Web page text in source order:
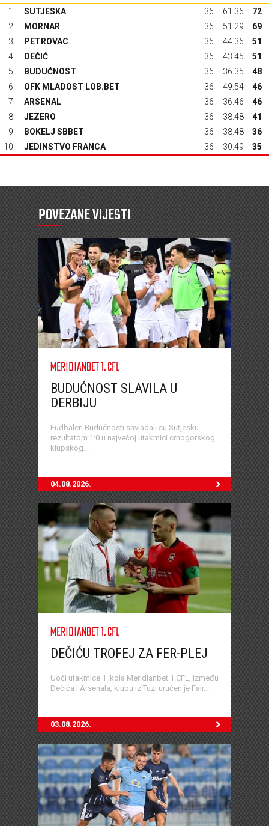
1. SUTJESKA 36 61:36
72
2.
MORNAR 36 51:29
69
3.
PETROVAC 36 44:36
51
4.
DEČIĆ 36 43:45
51
5.
BUDUĆNOST 36 36:35
48
6.
OFK MLADOST LOB.BET 36 49:54
46
7.
ARSENAL 36 36:46
46
8.
JEZERO 36 38:48
41
9.
BOKELJ SBBET 36 38:48
36
10.
JEDINSTVO FRANCA 36 30:49 35
POVEZANE VIJESTI
MERIDIANBET 1. CFL
BUDUĆNOST SLAVILA U
DERBIJU
Fudbaleri Budućnosti savladali su Sutjesku
rezultatom 1:0 u najvećoj utakmici crnogorskog
klupskog...
04.08.2026.
MERIDIANBET 1. CFL
DEČIĆU TROFEJ ZA FER-PLEJ
Uoči utakmice 1. kola Meridianbet 1.CFL, između
Dečića i Arsenala, klubu iz Tuzi uručen je Fair...
03.08.2026.